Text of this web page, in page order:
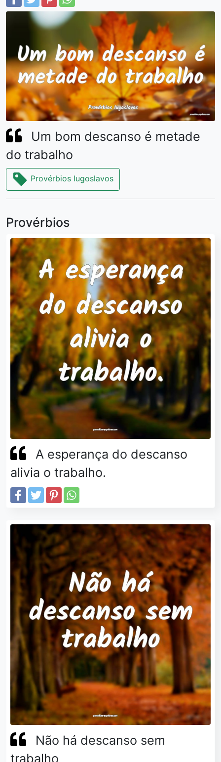
Um bom descanso é metade
do trabalho
Provérbios Iugoslavos
Provérbios
A esperança do descanso
alivia o trabalho.
Não há descanso sem
trabalho